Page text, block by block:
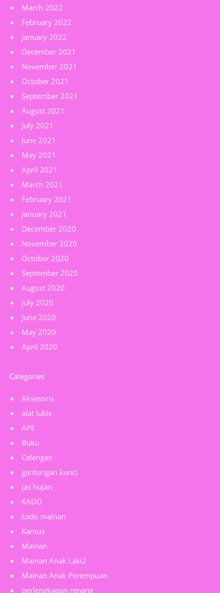
March 2022
February 2022
January 2022
December 2021
November 2021
October 2021
September 2021
August 2021
July 2021
June 2021
May 2021
April 2021
March 2021
February 2021
January 2021
December 2020
November 2020
October 2020
September 2020
August 2020
July 2020
June 2020
May 2020
April 2020
Categories
Aksesoris
alat lukis
APE
Buku
Celengan
gantungan kunci
jas hujan
KADO
kado mainan
Kamus
Mainan
Mainan Anak Laki2
Mainan Anak Perempuan
perlengkapan renang